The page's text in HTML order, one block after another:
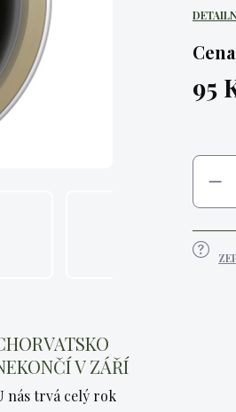
Cena
95
V ZÁŘÍ
nás trvá celý rok